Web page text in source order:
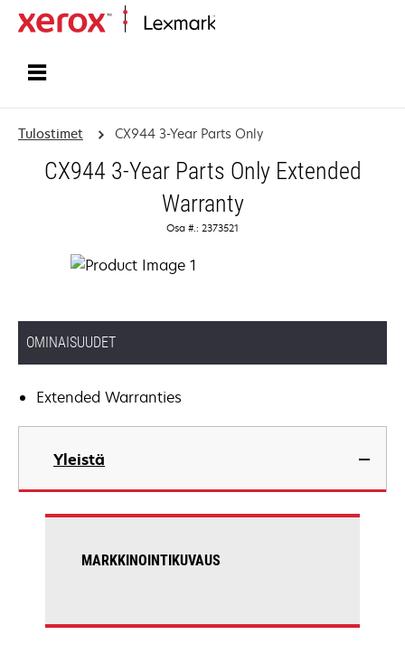
Tulostimet CX944 3-Year Parts Only
CX944 3-Year Parts Only Extended
Warranty
Osa #.: 2373521
OMINAISUUDET
Extended Warranties
Yleistä
MARKKINOINTIKUVAUS